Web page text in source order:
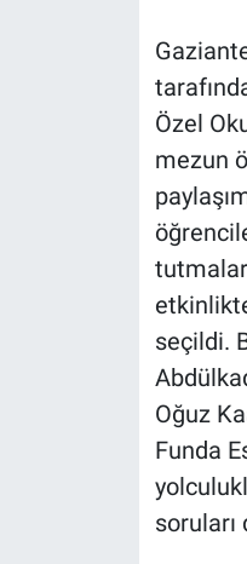
Özel
mezun
seçildi.
Oğuz
Funda
soruları